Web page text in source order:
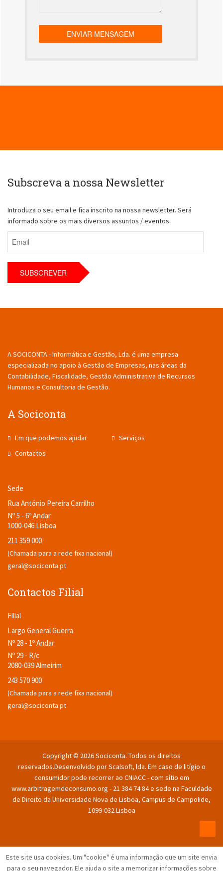
Subscreva a nossa Newsletter
Introduza o seu email e fica inscrito na nossa newsletter. Será
informado sobre os mais diversos assuntos / eventos.
A SOCICONTA - Informática e Gestão, Lda. é uma empresa
especializada no apoio à Gestão de Empresas, nas áreas da
Contabilidade, Fiscalidade, Gestão Administrativa de Recursos
Humanos e Consultoria de Gestão.
A Sociconta
Em que podemos ajudar
Serviços
Contactos
Sede
Rua António Pereira Carrilho
Nº 5 - 6º Andar
1000-046 Lisboa
211 359 000
(Chamada para a rede fixa nacional)
geral@sociconta.pt
Contactos Filial
Filial
Largo General Guerra
Nº 28 - 1º Andar
Nº 29 - R/c
2080-039 Almeirim
243 570 900
(Chamada para a rede fixa nacional)
geral@sociconta.pt
Copyright © 2026 Sociconta. Todos os direitos
reservados.Desenvolvido por Scalsoft, lda. Em caso de litígio o
consumidor pode recorrer ao CNIACC - com sítio em
www.arbitragemdeconsumo.org - 21 384 74 84 e sede na Faculdade
de Direito da Universidade Nova de Lisboa, Campus de Campolide,
1099-032 Lisboa
Este site usa cookies. Um "cookie" é uma informação que um site envia
para o seu navegador. Ele ajuda o site a memorizar informações sobre